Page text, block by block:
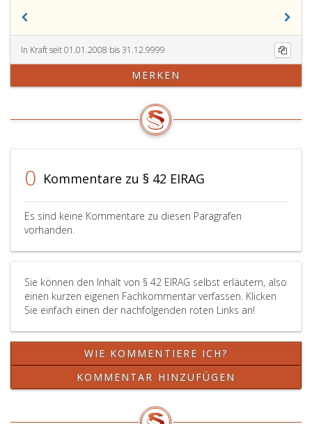
des
Paragraph
41,
haben
Rechtsanwälte
jeweils
Rechtsanwaltskammer
7,
schriftlich
verständigen.
Paragraph
4,
Absatz
2,
ist
sinngemäß
auf
sinngemäß
auf
international
tätige
anzuwenden.
Im
Rahmen
dieser
kann
zuständige
Rechtsanwaltskammer
international
Rechtsanwälten
den
Nachweis
ihrer
Berechtigung
nach
Absatz
eins,
In Kraft seit 01.01.2008 bis 31.12.9999
MERKEN
0 Kommentare zu § 42 EIRAG
Es sind keine Kommentare zu diesen Paragrafen
vorhanden.
Sie können den Inhalt von § 42 EIRAG selbst erläutern, also
einen kurzen eigenen Fachkommentar verfassen. Klicken
Sie einfach einen der nachfolgenden roten Links an!
WIE KOMMENTIERE ICH?
KOMMENTAR HINZUFÜGEN